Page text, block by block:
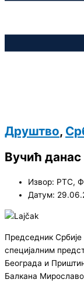
Друштво,
Вучић данас
Извор: РТС,
Датум:
Председник
специјалним
Београда и
Балкана